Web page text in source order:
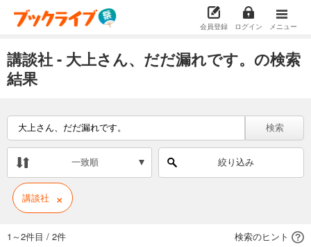
会員登録 ログイン メニュー
講談社 - 大上さん、だだ漏れです。の検索
結果
検索
一致順 絞り込み
講談社 ×
1～2件目 / 2件 検索のヒント